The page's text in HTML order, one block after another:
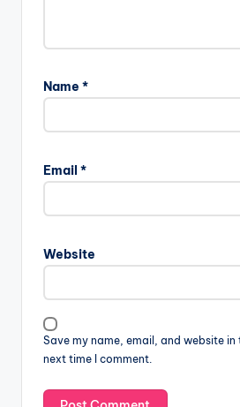
Name *
Email *
Website
Save my name, email, and website
next time I comment.